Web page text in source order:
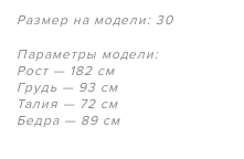
Размер на модели: 30
Параметры модели:
Рост — 182 см
Грудь — 93 см
Талия — 72 см
Бедра — 89 см